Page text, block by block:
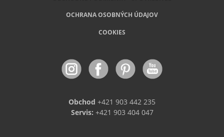
OCHRANA OSOBNÝCH ÚDAJOV
COOKIES
Obchod +421 903 442 235
Servis: +421 903 404 047